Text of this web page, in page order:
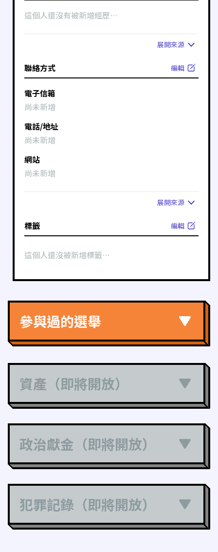
這個人還沒有被新增經歷⋯
展開來源
聯絡方式 編輯
電子信箱
尚未新增
電話/地址
尚未新增
網站
尚未新增
展開來源
標籤 編輯
這個人還沒被新增標籤⋯
參與過的選舉
資產（即將開放）
政治獻金（即將開放）
犯罪記錄（即將開放）